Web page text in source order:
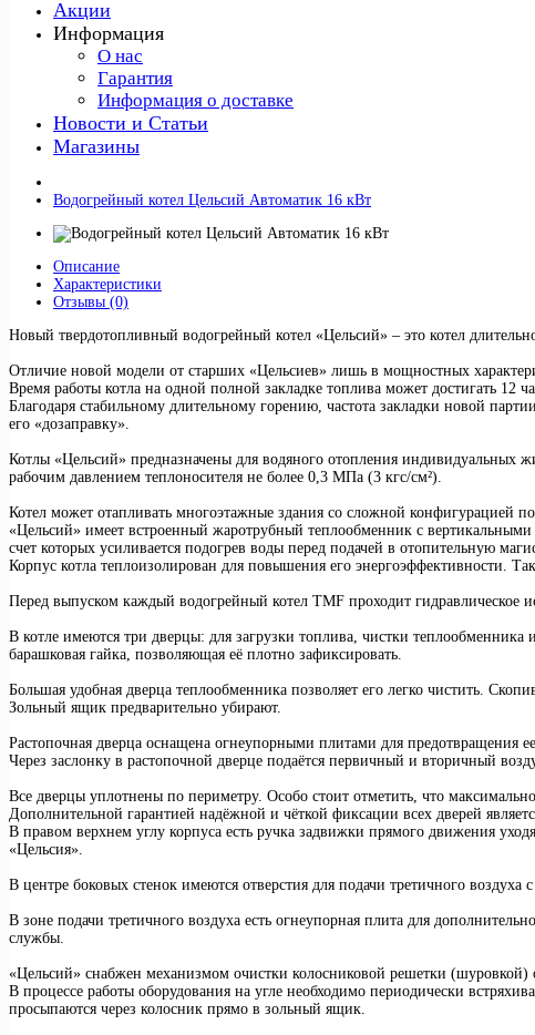
Акции
Информация
О нас
Гарантия
Информация о доставке
Новости и Статьи
Магазины
Водогрейный котел Цельсий Автоматик 16 кВт
Описание
Характеристики
Отзывы (0)
Новый твердотопливный водогрейный котел «Цельсий» – это котел
Отличие новой модели от старших «Цельсиев» лишь в мощностных
Время работы котла на одной полной закладке топлива может достигать 12
Благодаря стабильному длительному горению, частота закладки новой
его «дозаправку».
Котлы «Цельсий» предназначены для водяного отопления индивидуальных
рабочим давлением теплоносителя не более 0,3 МПа (3 кгс/см²).
Котел может отапливать многоэтажные здания со сложной конфигурацией
«Цельсий» имеет встроенный жаротрубный теплообменник с
счет которых усиливается подогрев воды перед подачей в отопительную
Корпус котла теплоизолирован для повышения его энергоэффективности.
Перед выпуском каждый водогрейный котел TMF проходит гидравлическое
В котле имеются три дверцы: для загрузки топлива, чистки
барашковая гайка, позволяющая её плотно зафиксировать.
Большая удобная дверца теплообменника позволяет его легко чистить.
Зольный ящик предварительно убирают.
Растопочная дверца оснащена огнеупорными плитами для предотвращения
Через заслонку в растопочной дверце подаётся первичный и вторичный
Все дверцы уплотнены по периметру. Особо стоит отметить, что
Дополнительной гарантией надёжной и чёткой фиксации всех дверей
В правом верхнем углу корпуса есть ручка задвижки прямого движения
«Цельсия».
В центре боковых стенок имеются отверстия для подачи третичного
В зоне подачи третичного воздуха есть огнеупорная плита для
службы.
«Цельсий» снабжен механизмом очистки колосниковой решетки (шуровкой)
В процессе работы оборудования на угле необходимо периодически
просыпаются через колосник прямо в зольный ящик.